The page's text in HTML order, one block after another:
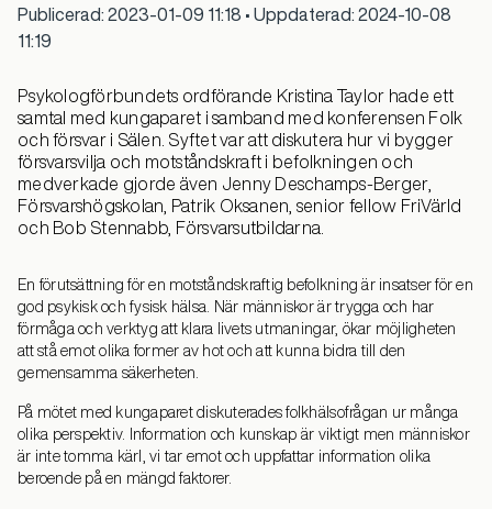
Publicerad: 2023-01-09 11:18 • Uppdaterad: 2024-10-08
11:19
Psykologförbundets ordförande Kristina Taylor hade ett
samtal med kungaparet i samband med konferensen Folk
och försvar i Sälen. Syftet var att diskutera hur vi bygger
försvarsvilja och motståndskraft i befolkningen och
medverkade gjorde även Jenny Deschamps-Berger,
Försvarshögskolan, Patrik Oksanen, senior fellow FriVärld
och Bob Stennabb, Försvarsutbildarna.
En förutsättning för en motståndskraftig befolkning är insatser för en
god psykisk och fysisk hälsa. När människor är trygga och har
förmåga och verktyg att klara livets utmaningar, ökar möjligheten
att stå emot olika former av hot och att kunna bidra till den
gemensamma säkerheten.
På mötet med kungaparet diskuterades folkhälsofrågan ur många
olika perspektiv. Information och kunskap är viktigt men människor
är inte tomma kärl, vi tar emot och uppfattar information olika
beroende på en mängd faktorer.